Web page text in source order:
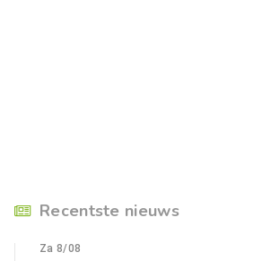
Recentste nieuws
Za 8/08